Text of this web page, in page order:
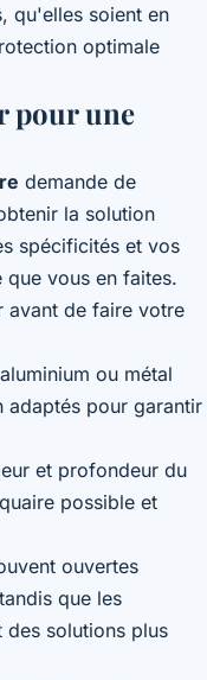
qu'elles soient en
optimale
pour une
demande de
la solution
spécificités et vos
que vous en faites.
avant de faire votre
ou métal
adaptés pour garantir
et profondeur du
possible et
ouvertes
que les
des solutions plus